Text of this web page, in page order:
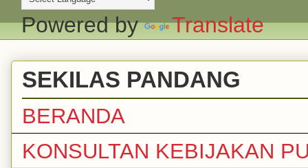
Powered by Translate
SEKILAS PANDANG
BERANDA
KONSULTAN KEBIJAKAN